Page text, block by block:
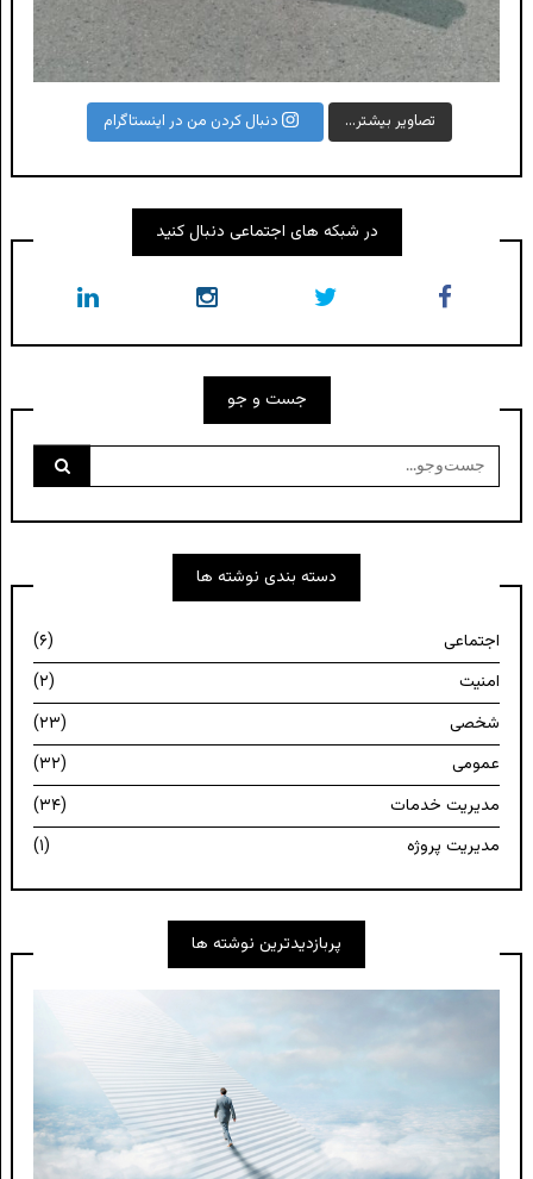
تصاویر بیشتر... دنبال کردن من در اینستاگرام
در شبکه های اجتماعی دنبال کنید
جست و جو
جست‌وجو
برای:
دسته بندی نوشته ها
اجتماعی
(۶)
امنیت
(۲)
شخصی
(۲۳)
عمومی
(۳۲)
مدیریت خدمات
(۳۴)
مدیریت پروژه
(۱)
پربازدیدترین نوشته ها